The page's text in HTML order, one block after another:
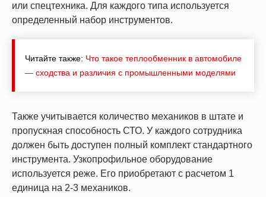
или спецтехника. Для каждого типа используется
определенный набор инструментов.
Читайте также: Что такое теплообменник в автомобиле
— сходства и различия с промышленными моделями
Также учитывается количество механиков в штате и
пропускная способность СТО. У каждого сотрудника
должен быть доступен полный комплект стандартного
инструмента. Узкопрофильное оборудование
используется реже. Его приобретают с расчетом 1
единица на 2-3 механиков.